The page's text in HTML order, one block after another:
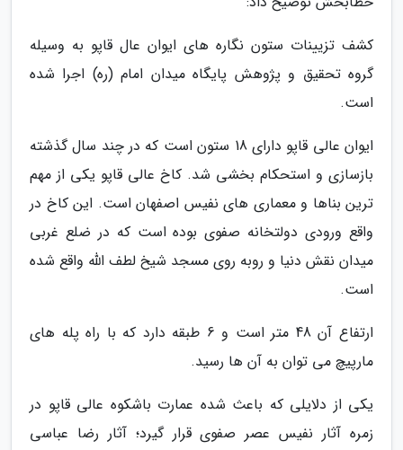
کشف تزیینات ستون نگاره های ایوان عال قاپو به وسیله
گروه تحقیق و پژوهش پایگاه میدان امام (ره) اجرا شده
است.
ایوان عالی قاپو دارای 18 ستون است که در چند سال گذشته
بازسازی و استحکام بخشی شد. کاخ عالی قاپو یکی از مهم
ترین بناها و معماری های نفیس اصفهان است. این کاخ در
واقع ورودی دولتخانه صفوی بوده است که در ضلع غربی
میدان نقش دنیا و روبه روی مسجد شیخ لطف الله واقع شده
است.
ارتفاع آن 48 متر است و 6 طبقه دارد که با راه پله های
مارپیچ می توان به آن ها رسید.
یکی از دلایلی که باعث شده عمارت باشکوه عالی قاپو در
زمره آثار نفیس عصر صفوی قرار گیرد؛ آثار رضا عباسی